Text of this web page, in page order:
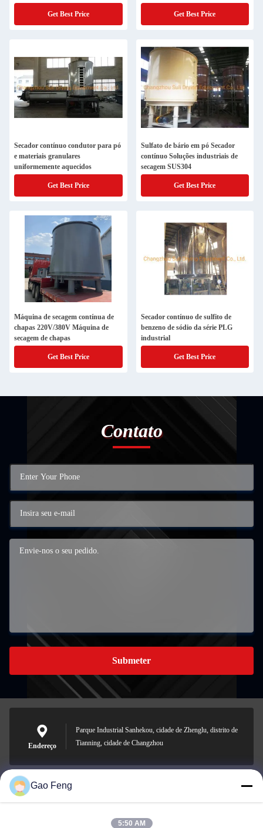
Get Best Price Get Best Price
Secador contínuo condutor para pó
e materiais granulares
uniformemente aquecidos
Get Best Price
Sulfato de bário em pó Secador
contínuo Soluções industriais de
secagem SUS304
Get Best Price
Máquina de secagem contínua de
chapas 220V/380V Máquina de
secagem de chapas
Get Best Price
Secador contínuo de sulfito de
benzeno de sódio da série PLG
industrial
Get Best Price
Contato
Submeter
Endereço
Parque Industrial Sanhekou, cidade de Zhenglu, distrito de
Tianning, cidade de Changzhou
suli@sulidry.com
Gao Feng
5:50 AM